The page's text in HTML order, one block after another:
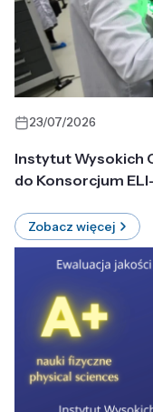
23/07/2026
Instytut Wysokich
do Konsorcjum
Zobacz więcej